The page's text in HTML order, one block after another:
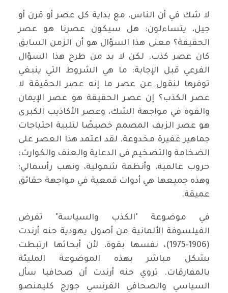
لا شك في أن الناس، مع بداية كل عصر أو قرن أو
جيل، يتساءلون: هل سيكون عصرنا هو عصر
الحقيقة؟ معنى هذا السؤال هو أن الزمن السابق
كان عصر كذب. لكن لا بد من طرح هذا السؤال
الفرعي قبل الإجابة: ما هي الشروط التي ينبغي
توفرها لنقول عن عصر ما إنه عصر الحقيقة لا
عصر الكذب؟ إن عصر الحقيقة هو عصر الإيمان
والقوة في مواجهة الشك، وعصر الأكاذيب الكبرى
هو عصر الزيف المصمم خصيصًا لتلبية احتياجات
جماهير غفيرة مخدوعة. لقد اعتمد هذا العصر على
الضخامة والتضخيم في الدعاية والعنف والكوارث:
حروب عالمية، وأنظمة شمولية، ونهب رأسمالي؛
وهذه جميعها هي أدوات قمعية في مواجهة حقائق
عميقة.
في موضوعة "الكذب والسياسة" تفرض
الفيلسوفة الألمانية من أصول يهودية حنه أرندت
(1906-1975)، نفسها بقوة، لأن أبحاثها ارتبطت
بشكل مباشر بهذه الموضوعة المليئة
بالمفارقات. تروي حنه أرندت أن صحافيا سأل
السياسي والصحافي الفرنسي جورج كليمنصو